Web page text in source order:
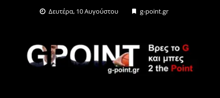
Δευτέρα, 10 Αυγούστου g-point.gr
G-POINT.GR